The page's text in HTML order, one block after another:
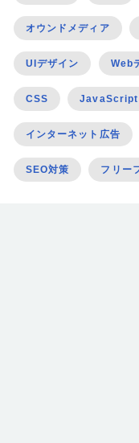
オウンドメディア
UIデザイン Web
CSS JavaScript
インターネット広告
SEO対策 フリー